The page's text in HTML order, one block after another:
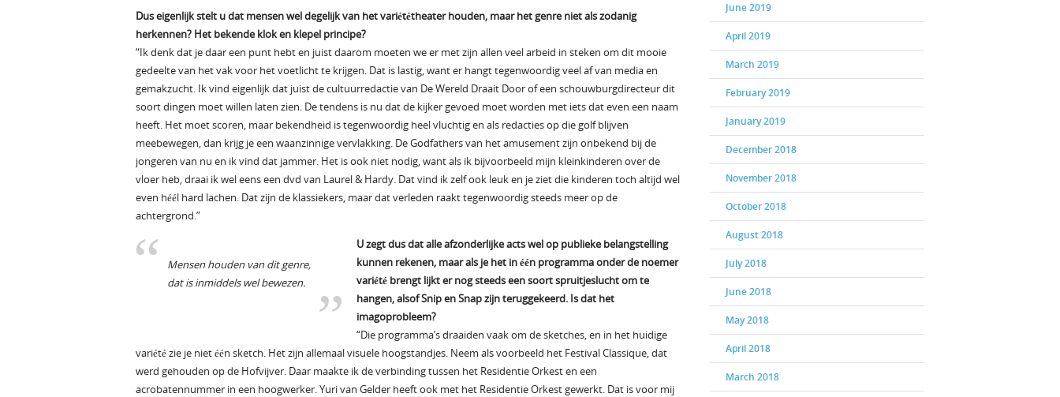
June 2019
April 2019
March 2019
February 2019
January 2019
December 2018
November 2018
October 2018
August 2018
July 2018
June 2018
May 2018
April 2018
March 2018
Dus eigenlijk stelt u dat mensen wel degelijk van het variététheater houden, maar het genre niet als zodanig
herkennen? Het bekende klok en klepel principe?
“Ik denk dat je daar een punt hebt en juist daarom moeten we er met zijn allen veel arbeid in steken om dit mooie
gedeelte van het vak voor het voetlicht te krijgen. Dat is lastig, want er hangt tegenwoordig veel af van media en
gemakzucht. Ik vind eigenlijk dat juist de cultuurredactie van De Wereld Draait Door of een schouwburgdirecteur dit
soort dingen moet willen laten zien. De tendens is nu dat de kijker gevoed moet worden met iets dat even een naam
heeft. Het moet scoren, maar bekendheid is tegenwoordig heel vluchtig en als redacties op die golf blijven
meebewegen, dan krijg je een waanzinnige vervlakking. De Godfathers van het amusement zijn onbekend bij de
jongeren van nu en ik vind dat jammer. Het is ook niet nodig, want als ik bijvoorbeeld mijn kleinkinderen over de
vloer heb, draai ik wel eens een dvd van Laurel & Hardy. Dat vind ik zelf ook leuk en je ziet die kinderen toch altijd wel
even héél hard lachen. Dat zijn de klassiekers, maar dat verleden raakt tegenwoordig steeds meer op de
achtergrond.”
Mensen houden van dit genre,
dat is inmiddels wel bewezen.
U zegt dus dat alle afzonderlijke acts wel op publieke belangstelling
kunnen rekenen, maar als je het in één programma onder de noemer
variété brengt lijkt er nog steeds een soort spruitjeslucht om te
hangen, alsof Snip en Snap zijn teruggekeerd. Is dat het
imagoprobleem?
“Die programma’s draaiden vaak om de sketches, en in het huidige
variété zie je niet één sketch. Het zijn allemaal visuele hoogstandjes. Neem als voorbeeld het Festival Classique, dat
werd gehouden op de Hofvijver. Daar maakte ik de verbinding tussen het Residentie Orkest en een
acrobatennummer in een hoogwerker. Yuri van Gelder heeft ook met het Residentie Orkest gewerkt. Dat is voor mij